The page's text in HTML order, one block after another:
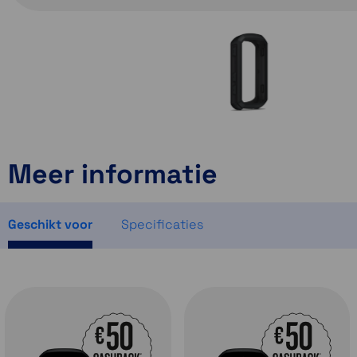
Meer informatie
Geschikt voor Specificaties